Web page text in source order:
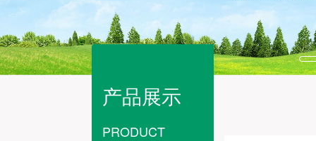
产品展示
PRODUCT